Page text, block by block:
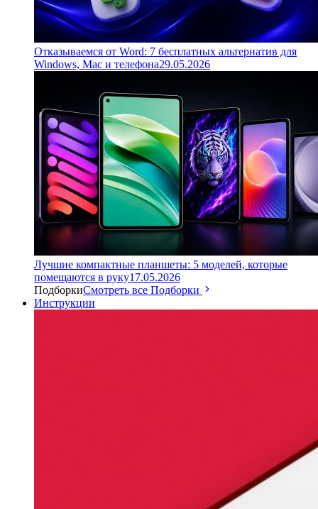
Отказываемся от Word: 7 бесплатных альтернатив для
Windows, Mac и телефона29.05.2026
Лучшие компактные планшеты: 5 моделей, которые
помещаются в руку17.05.2026
ПодборкиСмотреть все Подборки
Инструкции